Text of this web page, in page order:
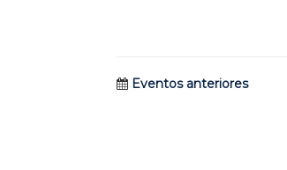
Eventos anteriores